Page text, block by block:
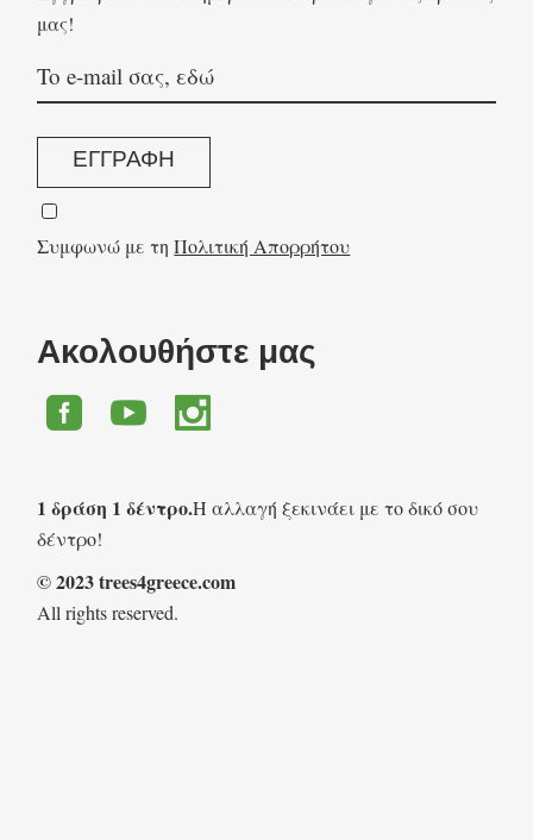
μας!
ΕΓΓΡΑΦΗ
Συμφωνώ με τηΠολιτική Απορρήτου
Ακολουθήστε μας
1 δράση 1 δέντρο.Η αλλαγή ξεκινάει με το δικό σου
δέντρο!
© 2023 trees4greece.com
All rights reserved.